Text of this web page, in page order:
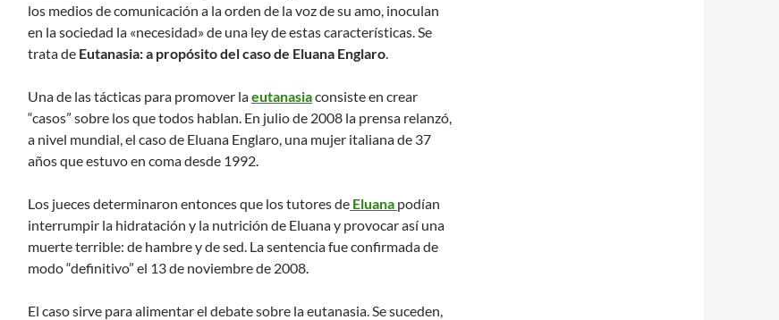
los medios de comunicación a la orden de la voz de su amo, inoculan
en la sociedad la «necesidad» de una ley de estas características. Se
trata de Eutanasia: a propósito del caso de Eluana Englaro
Una de las tácticas para promover laeutanasiaconsiste en crear
“casos” sobre los que todos hablan. En julio de 2008 la prensa relanzó,
a nivel mundial, el caso de Eluana Englaro, una mujer italiana de 37
años que estuvo en coma desde 1992.
Los jueces determinaron entonces que los tutores de Eluana podían
interrumpir la hidratación y la nutrición de Eluana y provocar así una
muerte terrible: de hambre y de sed. La sentencia fue confirmada de
modo “definitivo” el 13 de noviembre de 2008.
El caso sirve para alimentar el debate sobre la eutanasia. Se suceden,